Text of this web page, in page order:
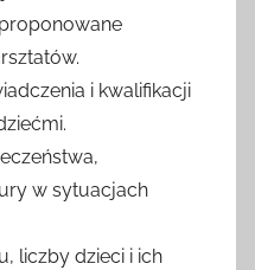
i kwalifikacji
w sytuacjach
liczby dzieci i ich